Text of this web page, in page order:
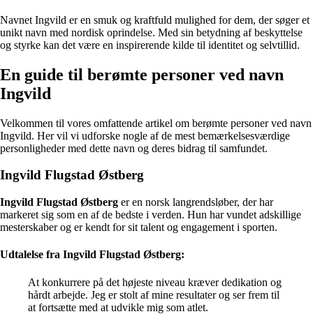
Navnet Ingvild er en smuk og kraftfuld mulighed for dem, der søger et
unikt navn med nordisk oprindelse. Med sin betydning af beskyttelse
og styrke kan det være en inspirerende kilde til identitet og selvtillid.
En guide til berømte personer ved navn
Ingvild
Velkommen til vores omfattende artikel om berømte personer ved navn
Ingvild. Her vil vi udforske nogle af de mest bemærkelsesværdige
personligheder med dette navn og deres bidrag til samfundet.
Ingvild Flugstad Østberg
Ingvild Flugstad Østberg er en norsk langrendsløber, der har
markeret sig som en af de bedste i verden. Hun har vundet adskillige
mesterskaber og er kendt for sit talent og engagement i sporten.
Udtalelse fra Ingvild Flugstad Østberg:
At konkurrere på det højeste niveau kræver dedikation og
hårdt arbejde. Jeg er stolt af mine resultater og ser frem til
at fortsætte med at udvikle mig som atlet.